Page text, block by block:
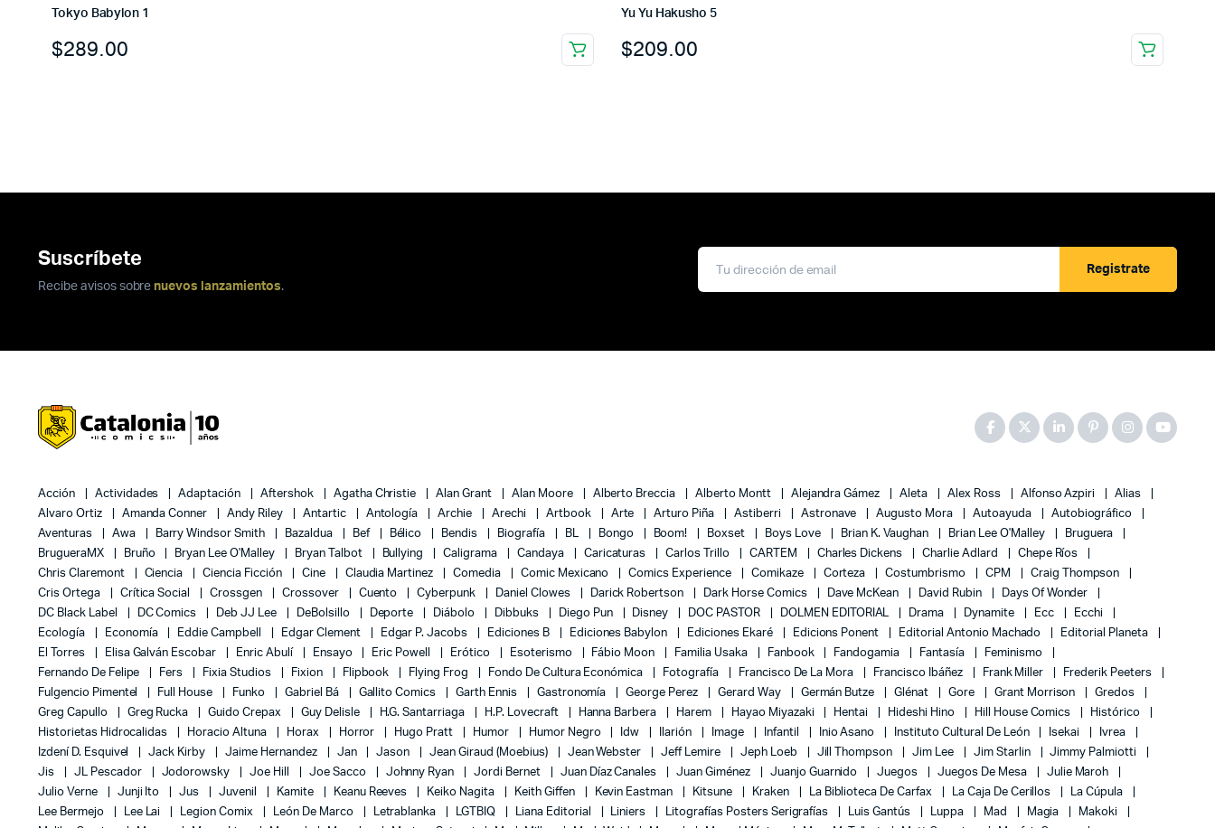
Tokyo Babylon 1
$289.00
Yu Yu Hakusho 5
$209.00
Suscríbete
Recibe avisos sobre nuevos lanzamientos.
Registrate
Acción Actividades Adaptación Aftershok Agatha Christie Alan Grant Alan Moore Alberto Breccia Alberto Montt Alejandra Gámez Aleta Alex Ross Alfonso Azpiri
Alias
Alvaro Ortiz
Amanda Conner Andy Riley Antartic Antología Archie Arechi Artbook Arte Arturo Piña Astiberri Astronave Augusto Mora Autoayuda
Autobiográfico
Aventuras
Awa Barry Windsor Smith Bazaldua Bef Bélico Bendis Biografía BL Bongo Boom! Boxset Boys Love Brian K. Vaughan Brian Lee O'Malley
Bruguera
BrugueraMX
Bruño Bryan Lee O'Malley Bryan Talbot Bullying Caligrama Candaya Caricaturas Carlos Trillo CARTEM Charles Dickens Charlie Adlard
Chepe Ríos
Chris Claremont
Ciencia Ciencia Ficción Cine Claudia Martinez Comedia Comic Mexicano Comics Experience Comikaze Corteza Costumbrismo CPM
Craig Thompson
Cris Ortega
Crítica Social Crossgen Crossover Cuento Cyberpunk Daniel Clowes Darick Robertson Dark Horse Comics Dave McKean David Rubin
Days Of Wonder
DC Black Label
DC Comics Deb JJ Lee DeBolsillo Deporte Diábolo Dibbuks Diego Pun Disney DOC PASTOR DOLMEN EDITORIAL Drama Dynamite Ecc
Ecchi
Ecología
Economía Eddie Campbell Edgar Clement Edgar P. Jacobs Ediciones B Ediciones Babylon Ediciones Ekaré Edicions Ponent Editorial Antonio Machado
Editorial Planeta
El Torres
Elisa Galván Escobar Enric Abulí Ensayo Eric Powell Erótico Esoterismo Fábio Moon Familia Usaka Fanbook Fandogamia Fantasía
Feminismo
Fernando De Felipe
Fers Fixia Studios Fixion Flipbook Flying Frog Fondo De Cultura Económica Fotografía Francisco De La Mora Francisco Ibáñez Frank Miller
Frederik Peeters
Fulgencio Pimentel
Full House Funko Gabriel Bá Gallito Comics Garth Ennis Gastronomía George Perez Gerard Way Germán Butze Glénat Gore Grant Morrison
Gredos
Greg Capullo
Greg Rucka Guido Crepax Guy Delisle H.G. Santarriaga H.P. Lovecraft Hanna Barbera Harem Hayao Miyazaki Hentai Hideshi Hino Hill House Comics
Histórico
Historietas Hidrocalidas
Horacio Altuna Horax Horror Hugo Pratt Humor Humor Negro Idw Ilarión Image Infantil Inio Asano Instituto Cultural De León Isekai
Ivrea
Izdení D. Esquivel
Jack Kirby Jaime Hernandez Jan Jason Jean Giraud (Moebius) Jean Webster Jeff Lemire Jeph Loeb Jill Thompson Jim Lee Jim Starlin
Jimmy Palmiotti
Jis
JL Pescador Jodorowsky Joe Hill Joe Sacco Johnny Ryan Jordi Bernet Juan Díaz Canales Juan Giménez Juanjo Guarnido Juegos Juegos De Mesa
Julie Maroh
Julio Verne
Junji Ito Jus Juvenil Kamite Keanu Reeves Keiko Nagita Keith Giffen Kevin Eastman Kitsune Kraken La Biblioteca De Carfax La Caja De Cerillos
La Cúpula
Lee Bermejo
Lee Lai Legion Comix León De Marco Letrablanka LGTBIQ Liana Editorial Liniers Litografías Posters Serigrafías Luis Gantús Luppa Mad Magia
Makoki